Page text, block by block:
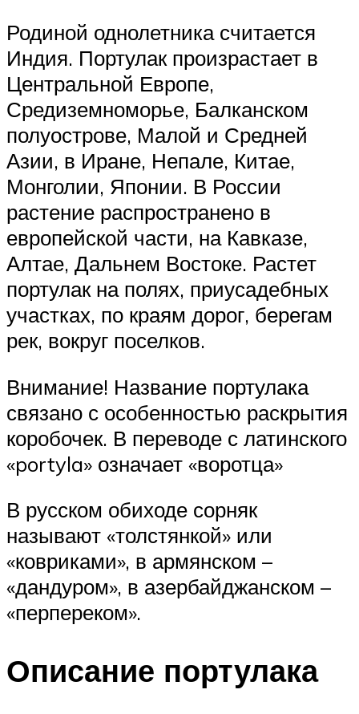
Родиной однолетника считается
Индия. Портулак произрастает в
Центральной Европе,
Средиземноморье, Балканском
полуострове, Малой и Средней
Азии, в Иране, Непале, Китае,
Монголии, Японии. В России
растение распространено в
европейской части, на Кавказе,
Алтае, Дальнем Востоке. Растет
портулак на полях, приусадебных
участках, по краям дорог, берегам
рек, вокруг поселков.
Внимание! Название портулака
связано с особенностью раскрытия
коробочек. В переводе с латинского
«portyla» означает «воротца»
В русском обиходе сорняк
называют «толстянкой» или
«ковриками», в армянском –
«дандуром», в азербайджанском –
«перпереком».
Описание портулака